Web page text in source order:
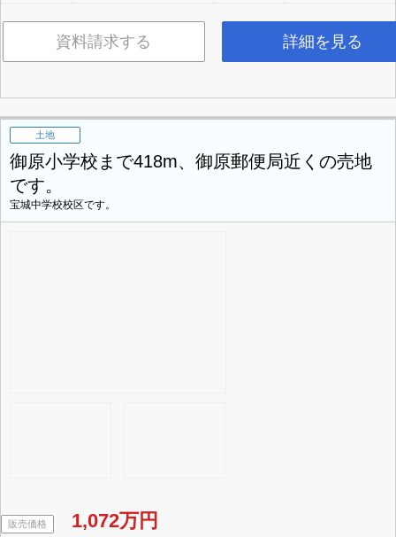
資料請求する 詳細を見る
土地
御原小学校まで418m、御原郵便局近くの売地
です。
宝城中学校校区です。
販売価格 1,072万円